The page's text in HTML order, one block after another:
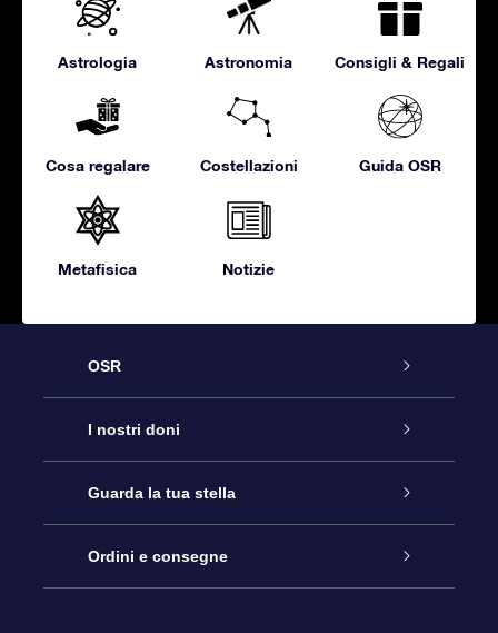
Astrologia Astronomia Consigli & Regali
Cosa regalare Costellazioni Guida OSR
Metafisica Notizie
OSR
Assistenza
Contattaci
Blog
I nostri doni
Online Star Gift
Pacchetto regalo OSR
Guarda la tua stella
Registro stellare
Ordini e consegne